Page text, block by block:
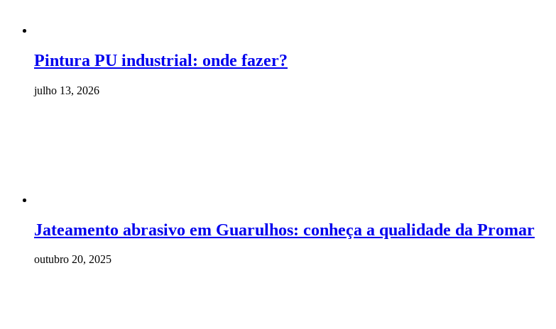
Pintura PU industrial: onde fazer?
julho 13, 2026
Jateamento abrasivo em Guarulhos: conheça a qualidade da Promar
outubro 20, 2025